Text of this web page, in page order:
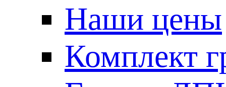
Наши цены
Комплект